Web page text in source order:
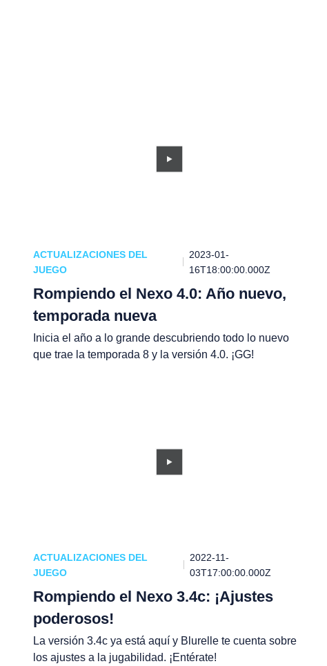
ACTUALIZACIONES DEL
JUEGO
2023-01-
16T18:00:00.000Z
Rompiendo el Nexo 4.0: Año nuevo,
temporada nueva
Inicia el año a lo grande descubriendo todo lo nuevo
que trae la temporada 8 y la versión 4.0. ¡GG!
ACTUALIZACIONES DEL
JUEGO
2022-11-
03T17:00:00.000Z
Rompiendo el Nexo 3.4c: ¡Ajustes
poderosos!
La versión 3.4c ya está aquí y Blurelle te cuenta sobre
los ajustes a la jugabilidad. ¡Entérate!